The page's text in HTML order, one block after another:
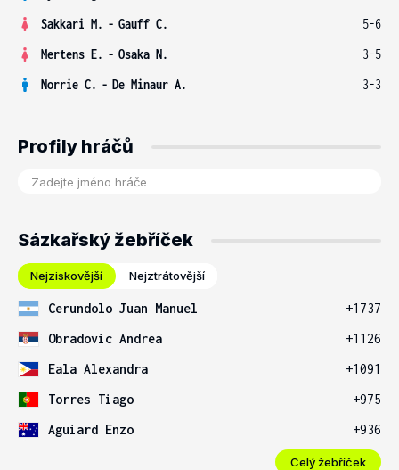
Sakkari M. - Gauff C.
5-6
Mertens E. - Osaka N.
3-5
Norrie C. - De Minaur A. 3-3
Profily hráčů
Sázkařský žebříček
Nejziskovější Nejztrátovější
Cerundolo Juan Manuel
+1737
Obradovic Andrea
+1126
Eala Alexandra
+1091
Torres Tiago
+975
Aguiard Enzo
+936
Celý žebříček